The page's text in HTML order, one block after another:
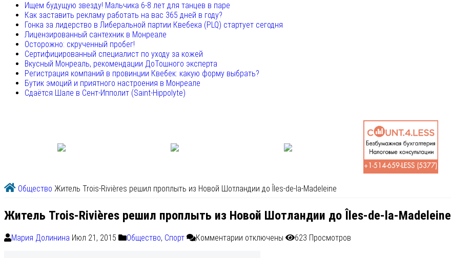
Ищем будущую звезду! Мальчика 6-8 лет для танцев в паре
Как заставить рекламу работать на вас 365 дней в году?
Гонка за лидерство в Либеральной партии Квебека (PLQ) стартует сегодня
Лицензированный сантехник в Монреале
Осторожно: скрученный пробег!
Сертифицированный специалист по уходу за кожей
Вкусный Монреаль, рекомендации ДоТошного эксперта
Регистрация компаний в провинции Квебек: какую форму выбрать?
Бутик эмоций и приятного настроения в Монреале
Сдаётся Шале в Сент-Ипполит (Saint-Hippolyte)
Общество Житель Trois-Rivières решил проплыть из Новой Шотландии до Îles-de-la-Madeleine
Житель Trois-Rivières решил проплыть из Новой Шотландии до Îles-de-la-Madeleine
Мария Долинина Июл 21, 2015 Общество, Спорт Комментарии отключены 623 Просмотров